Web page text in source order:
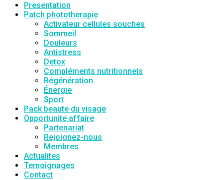
Presentation
Patch phototherapie
Activateur cellules souches
Sommeil
Douleurs
Antistress
Detox
Compléments nutritionnels
Régénération
Énergie
Sport
Pack beaute du visage
Opportunite affaire
Partenariat
Rejoignez-nous
Membres
Actualites
Temoignages
Contact